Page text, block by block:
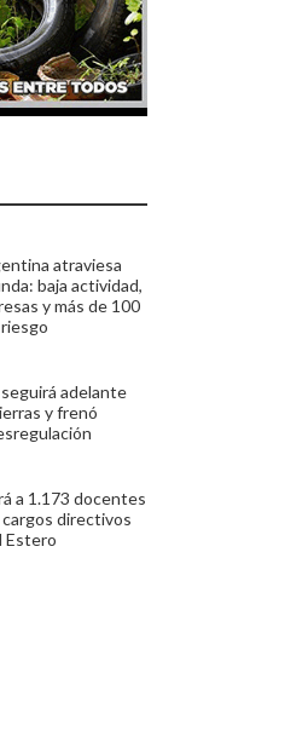
atraviesa
baja actividad,
y más de 100
adelante
y frenó
a 1.173 docentes
directivos
Estero